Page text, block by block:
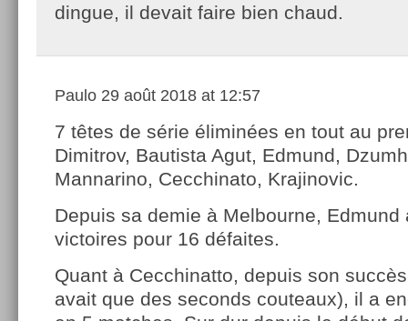
dingue, il devait faire bien chaud.
Paulo 29 août 2018 at 12:57
7 têtes de série éliminées en tout au
Dimitrov, Bautista Agut, Edmund,
Mannarino, Cecchinato, Krajinovic.
Depuis sa demie à Melbourne, Edmund
victoires pour 16 défaites.
Quant à Cecchinatto, depuis son
avait que des seconds couteaux), il a